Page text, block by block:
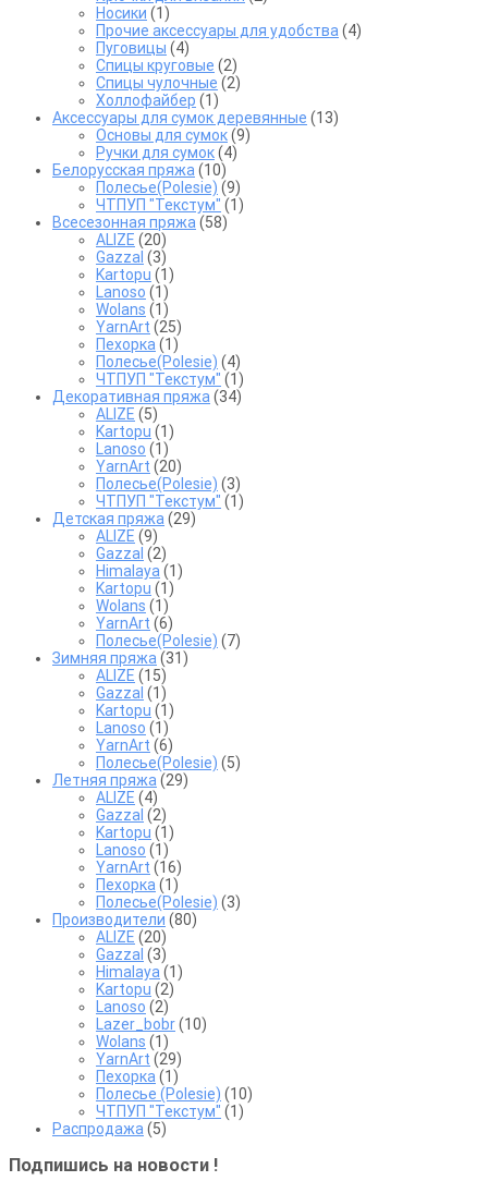
Носики (1)
Прочие аксессуары для удобства (4)
Пуговицы (4)
Спицы круговые (2)
Спицы чулочные (2)
Холлофайбер (1)
Аксессуары для сумок деревянные (13)
Основы для сумок(9)
Ручки для сумок(4)
Белорусская пряжа (10)
Полесье(Polesie) (9)
ЧТПУП "Текстум" (1)
Всесезонная пряжа (58)
ALIZE (20)
Gazzal (3)
Kartopu (1)
Lanoso (1)
Wolans (1)
YarnArt (25)
Пехорка (1)
Полесье(Polesie) (4)
ЧТПУП "Текстум" (1)
Декоративная пряжа (34)
ALIZE (5)
Kartopu (1)
Lanoso (1)
YarnArt (20)
Полесье(Polesie) (3)
ЧТПУП "Текстум" (1)
Детская пряжа (29)
ALIZE (9)
Gazzal (2)
Himalaya (1)
Kartopu (1)
Wolans (1)
YarnArt (6)
Полесье(Polesie) (7)
Зимняя пряжа (31)
ALIZE (15)
Gazzal (1)
Kartopu (1)
Lanoso (1)
YarnArt (6)
Полесье(Polesie) (5)
Летняя пряжа (29)
ALIZE (4)
Gazzal (2)
Kartopu (1)
Lanoso (1)
YarnArt (16)
Пехорка (1)
Полесье(Polesie) (3)
Производители (80)
ALIZE (20)
Gazzal (3)
Himalaya (1)
Kartopu (2)
Lanoso (2)
Lazer_bobr(10)
Wolans (1)
YarnArt (29)
Пехорка (1)
Полесье (Polesie) (10)
ЧТПУП "Текстум" (1)
Распродажа (5)
Подпишись на новости !